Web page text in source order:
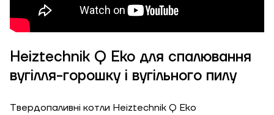
Heiztechnik Q Eko для спалювання
вугілля-горошку і вугільного пилу
Твердопаливні котли Heiztechnik Q Eko
Висота, м
Довжина, м
Ступінь
Надіслати
Надіслати